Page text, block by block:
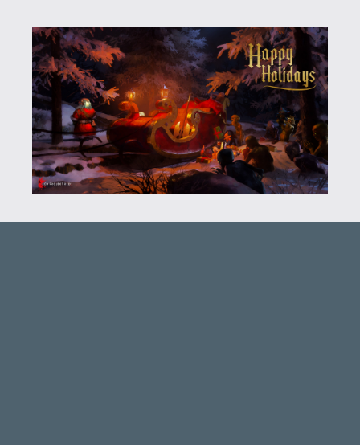
sting 2024.12.29 09:46:32
p34c3 2024.12.30 16:07:29 #1zszs
Szívesen Mindenkinek! Boldog Új Évet
Kívánok!
A következők elkeltek:
A Plague Tale
Baldur's Gate II